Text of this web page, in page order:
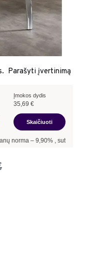
Parašyti įvertinimą
Įmokos dydis
35,69 €
Skaičiuoti
– 9,90% , sutarties